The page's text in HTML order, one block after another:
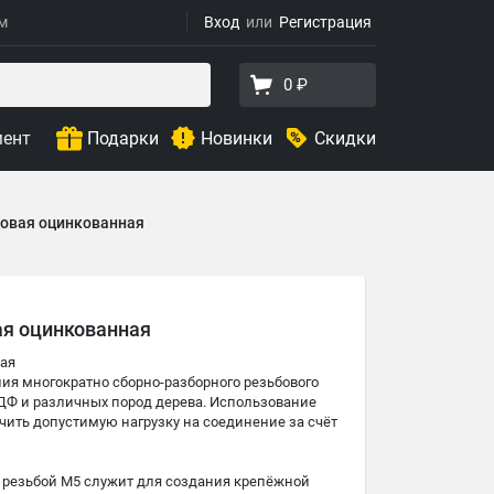
Вход Регистрация
0 ₽
Подарки Новинки Скидки
оцинкованная
оцинкованная
многократно сборно-разборного резьбового
и различных пород дерева. Использование
допустимую нагрузку на соединение за счёт
М5 служит для создания крепёжной